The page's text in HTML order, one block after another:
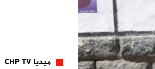
ميديا CHP TV